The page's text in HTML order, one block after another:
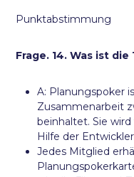
Punktabstimmung
Frage. 14. Was ist
A: Planungspoker
Zusammenarbeit
beinhaltet. Sie
Hilfe der
Jedes Mitglied